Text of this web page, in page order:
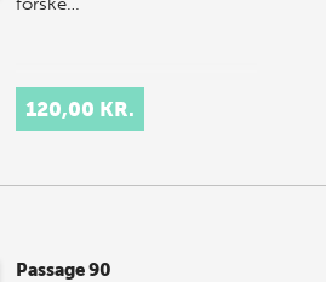
120,00 KR.
Passage 90